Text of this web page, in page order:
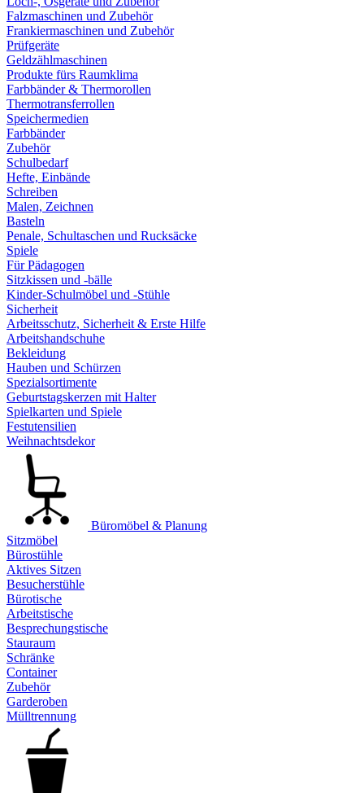
Falzmaschinen und Zubehör
Frankiermaschinen und Zubehör
Prüfgeräte
Geldzählmaschinen
Produkte fürs Raumklima
Farbbänder & Thermorollen
Thermotransferrollen
Speichermedien
Farbbänder
Zubehör
Schulbedarf
Hefte, Einbände
Schreiben
Malen, Zeichnen
Basteln
Penale, Schultaschen und Rucksäcke
Spiele
Für Pädagogen
Sitzkissen und -bälle
Kinder-Schulmöbel und -Stühle
Sicherheit
Arbeitsschutz, Sicherheit & Erste Hilfe
Arbeitshandschuhe
Bekleidung
Hauben und Schürzen
Spezialsortimente
Geburtstagskerzen mit Halter
Spielkarten und Spiele
Festutensilien
Weihnachtsdekor
Büromöbel & Planung
Sitzmöbel
Bürostühle
Aktives Sitzen
Besucherstühle
Bürotische
Arbeitstische
Besprechungstische
Stauraum
Schränke
Container
Zubehör
Garderoben
Mülltrennung